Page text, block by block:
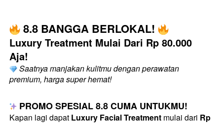
8.8 BANGGA BERLOKAL!
Luxury Treatment Mulai Dari Rp 80.000
Aja!
Saatnya manjakan kulitmu dengan perawatan
premium, harga super hemat!
PROMO SPESIAL 8.8 CUMA UNTUKMU!
Kapan lagi dapat Luxury Facial Treatment mulai dari Rp